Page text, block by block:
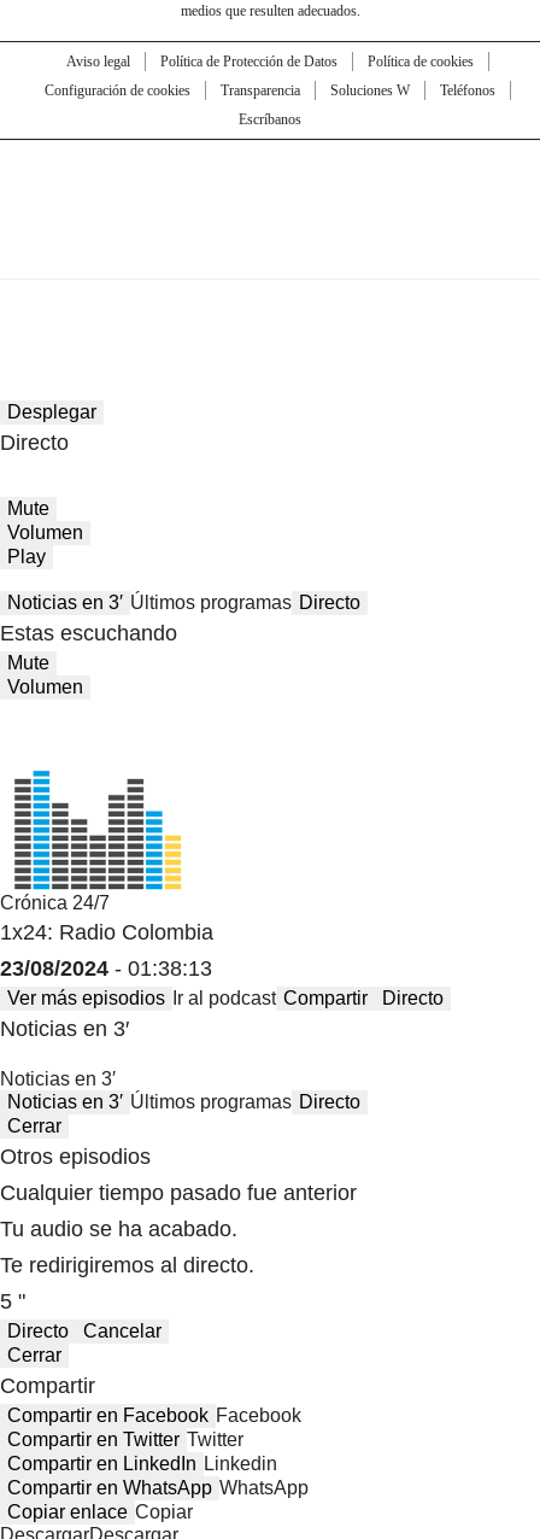
medios que resulten adecuados.
Aviso legal Política de Protección de Datos
Política de cookies
Configuración de cookies
Transparencia Soluciones W
Teléfonos
Escríbanos
Desplegar
Directo
Mute
Volumen
Play
Noticias en 3′ Últimos programas Directo
Estas escuchando
Mute
Volumen
Crónica 24/7
1x24: Radio Colombia
23/08/2024 - 01:38:13
Ver más episodios Ir al podcast Compartir Directo
Noticias en 3′
Noticias en 3′
Noticias en 3′ Últimos programas Directo
Cerrar
Otros episodios
Cualquier tiempo pasado fue anterior
Tu audio se ha acabado.
Te redirigiremos al directo.
5 "
Directo
Cancelar
Cerrar
Compartir
Compartir en Facebook Facebook
Compartir en Twitter Twitter
Compartir en LinkedIn Linkedin
Compartir en WhatsApp WhatsApp
Copiar enlace Copiar
DescargarDescargar